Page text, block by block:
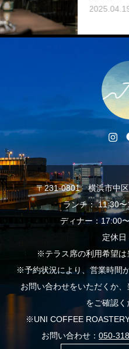
2025.04.19
〒231-0801 横浜市中
ランチ： 11:30
ディナー：17:00
定休日
※テラス席の利用希望は
※予約状況により、営業時間
お問い合わせをいただくか、
をご確認く
※UNI COFFEE
お問い合わせ： 050-